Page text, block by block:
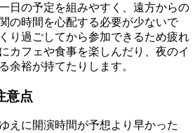
日の予定を組みやすく、遠方からの
の時間を心配する必要が少ないで
り過ごしてから参加できるため疲れ
カフェや食事を楽しんだり、夜のイ
余裕が持てたりします。
意点
えに開演時間が予想より早かった